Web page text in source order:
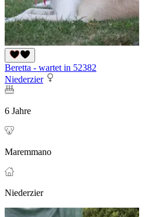
Beretta - wartet in 52382
Niederzier
6 Jahre
Maremmano
Niederzier